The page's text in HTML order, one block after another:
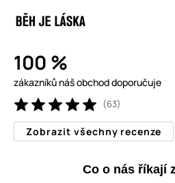
100 %
zákazníků náš obchod doporučuje
(63)
Zobrazit všechny recenze
Co o nás říkají